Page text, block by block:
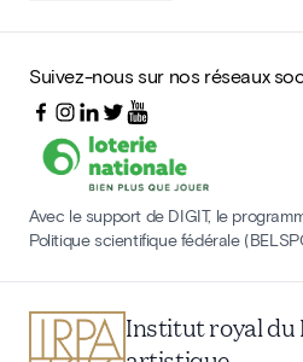
Suivez-nous sur nos réseaux
Avec le support de DIGIT, le
Politique scientifique fédérale
Institut royal du